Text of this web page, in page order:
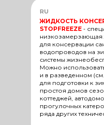
ЖИДКОСТЬ
STOPFREEZE -
низкозамерзающая
для консервации
водопроводов на
системы
Можно
и в разведенном
для подготовки к
простоя домов
коттеджей,
прогулочных
ряда других
RU